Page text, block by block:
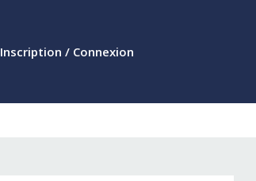
Inscription / Connexion